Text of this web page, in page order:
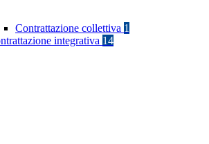
Contrattazione collettiva 1
integrativa 14